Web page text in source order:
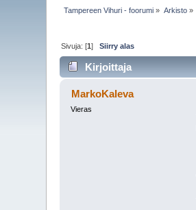
Tampereen Vihuri - foorumi » Arkisto»
Sivuja: [1]Siirry alas
Kirjoittaja
MarkoKaleva
Vieras